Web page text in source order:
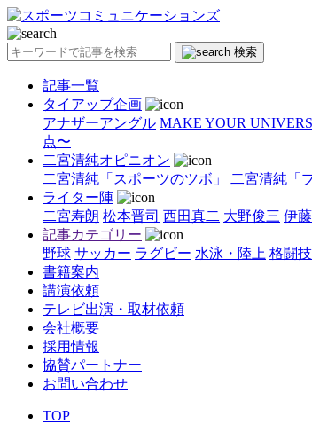
検索
記事一覧
タイアップ企画
アナザーアングル MAKE YOUR
点〜
二宮清純オピニオン
二宮清純「スポーツのツボ」
二宮清純「
ライター陣
二宮寿朗 松本晋司 西田真二 大野俊三 伊
記事カテゴリー
野球 サッカー ラグビー 水泳・陸上 格闘技
書籍案内
講演依頼
テレビ出演・取材依頼
会社概要
採用情報
協賛パートナー
お問い合わせ
TOP